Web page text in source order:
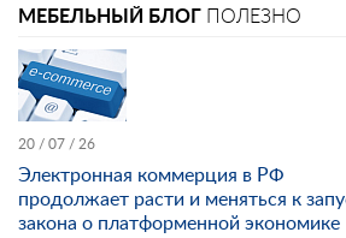
МЕБЕЛЬНЫЙ БЛОГ ПОЛЕЗНО
20 / 07 / 26
Электронная коммерция в РФ
продолжает расти и меняться к
закона о платформенной экономике